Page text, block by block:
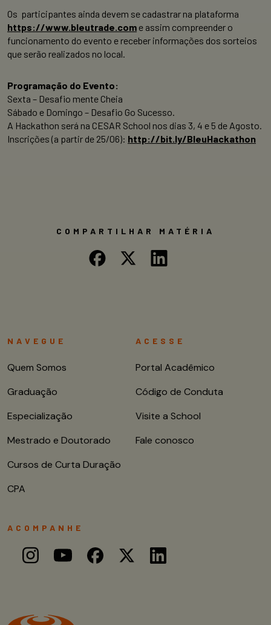
Os participantes ainda devem se cadastrar na plataforma
https://www.bleutrade.com e assim compreender o
funcionamento do evento e receber informações dos sorteios
que serão realizados no local.
Programação do Evento:
Sexta – Desafio mente Cheia
Sábado e Domingo – Desafio Go Sucesso.
A Hackathon será na CESAR School nos dias 3, 4 e 5 de Agosto.
Inscrições (a partir de 25/06): http://bit.ly/BleuHackathon
COMPARTILHAR MATÉRIA
NAVEGUE
Quem Somos
Graduação
Especialização
Mestrado e Doutorado
Cursos de Curta Duração
CPA
ACESSE
Portal Acadêmico
Código de Conduta
Visite a School
Fale conosco
ACOMPANHE